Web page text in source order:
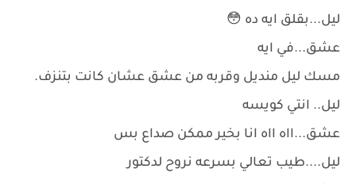
ليل...بقلق ايه ده 😳
عشق...في ايه
مسك ليل منديل وقربه من عشق عشان كانت بتنزف.
ليل.. انتي كويسه
عشق...ااه ااه انا بخير ممكن صداع بس
ليل....طيب تعالي بسرعه نروح لدكتور